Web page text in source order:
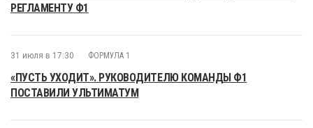
РЕГЛАМЕНТУ Ф1
31 июля в 17:30 ФОРМУЛА 1
«ПУСТЬ УХОДИТ». РУКОВОДИТЕЛЮ КОМАНДЫ Ф1
ПОСТАВИЛИ УЛЬТИМАТУМ